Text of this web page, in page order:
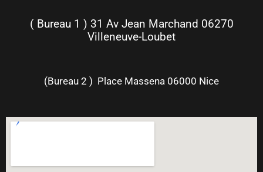
( Bureau 1 ) 31 Av Jean Marchand 06270
Villeneuve-Loubet
(Bureau 2 ) Place Massena 06000 Nice